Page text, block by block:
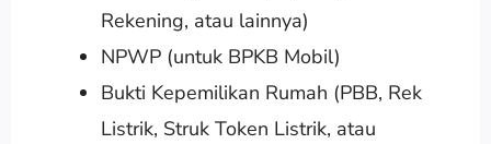
Rekening, atau lainnya)
NPWP (untuk BPKB Mobil)
Bukti Kepemilikan Rumah (PBB, Rek
Listrik, Struk Token Listrik, atau